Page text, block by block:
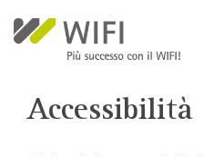
Accessibilità